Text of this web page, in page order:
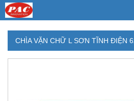
CHÌA VẶN CHỮ L SƠN TĨNH ĐIỆN